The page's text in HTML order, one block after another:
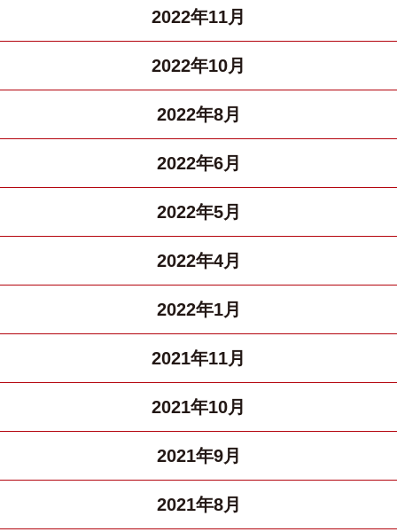
2022年11月
2022年10月
2022年8月
2022年6月
2022年5月
2022年4月
2022年1月
2021年11月
2021年10月
2021年9月
2021年8月